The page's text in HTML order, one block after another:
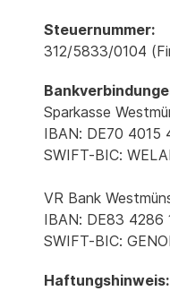
Steuernummer:
312/5833/0104
Sparkasse
IBAN: DE70
SWIFT-BIC:
VR Bank
IBAN: DE83
SWIFT-BIC:
Haftungshinweis: